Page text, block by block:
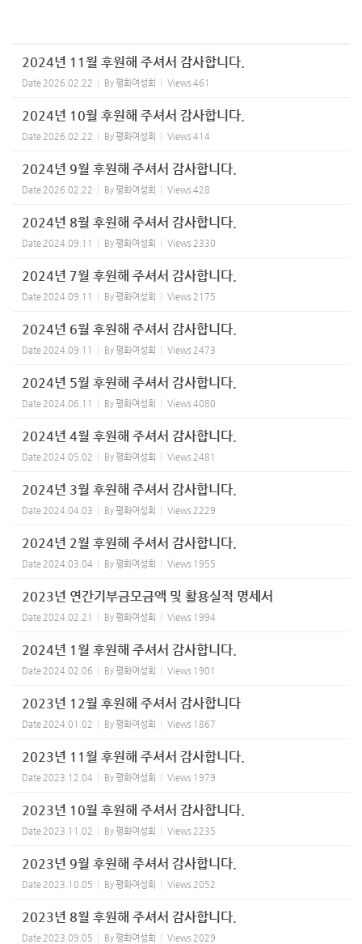
2024년 11월 후원해 주셔서 감사합니다.
Date 2026.02.22 By평화여성회 Views 461
2024년 10월 후원해 주셔서 감사합니다.
Date 2026.02.22 By평화여성회 Views 414
2024년 9월 후원해 주셔서 감사합니다.
Date 2026.02.22 By평화여성회 Views 428
2024년 8월 후원해 주셔서 감사합니다.
Date 2024.09.11 By평화여성회 Views 2330
2024년 7월 후원해 주셔서 감사합니다.
Date 2024.09.11 By평화여성회 Views 2175
2024년 6월 후원해 주셔서 감사합니다.
Date 2024.09.11 By평화여성회 Views 2473
2024년 5월 후원해 주셔서 감사합니다.
Date 2024.06.11 By평화여성회 Views 4080
2024년 4월 후원해 주셔서 감사합니다.
Date 2024.05.02 By평화여성회 Views 2481
2024년 3월 후원해 주셔서 감사합니다.
Date 2024.04.03 By평화여성회 Views 2229
2024년 2월 후원해 주셔서 감사합니다.
Date 2024.03.04 By평화여성회 Views 1955
2023년 연간기부금모금액 및 활용실적 명세서
Date 2024.02.21 By평화여성회 Views 1994
2024년 1월 후원해 주셔서 감사합니다.
Date 2024.02.06 By평화여성회 Views 1901
2023년 12월 후원해 주셔서 감사합니다
Date 2024.01.02 By평화여성회 Views 1867
2023년 11월 후원해 주셔서 감사합니다.
Date 2023.12.04 By평화여성회 Views 1979
2023년 10월 후원해 주셔서 감사합니다.
Date 2023.11.02 By평화여성회 Views 2235
2023년 9월 후원해 주셔서 감사합니다.
Date 2023.10.05 By평화여성회 Views 2052
2023년 8월 후원해 주셔서 감사합니다.
Date 2023.09.05 By평화여성회 Views 2029